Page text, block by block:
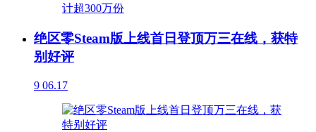
绝区零Steam版上线首日登顶万三在线，获特
别好评
9 06.17